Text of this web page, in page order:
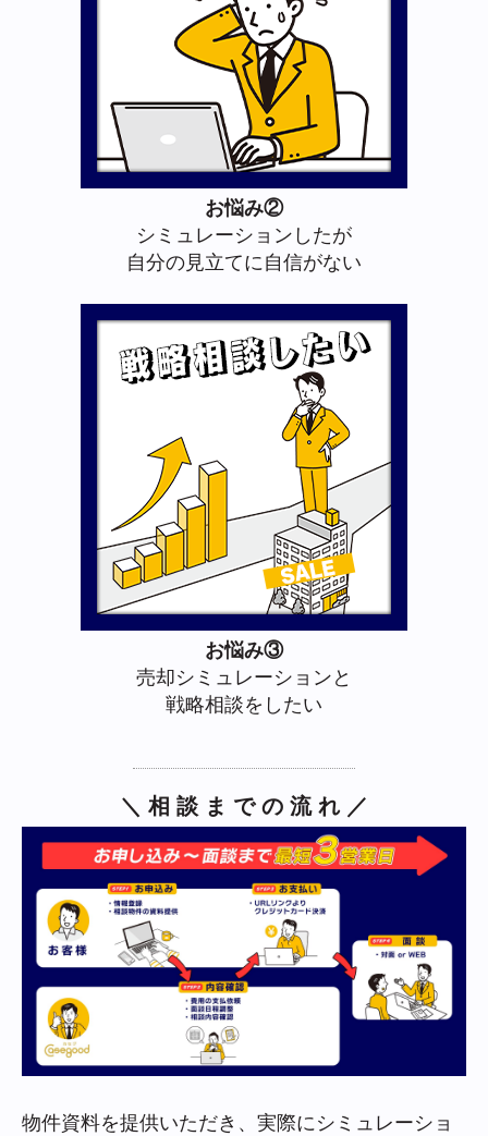
お悩み②
シミュレーションしたが
自分の見立てに自信がない
お悩み③
売却シミュレーションと
戦略相談をしたい
＼ 相 談 ま で の 流 れ ／
物件資料を提供いただき、実際にシミュレーショ